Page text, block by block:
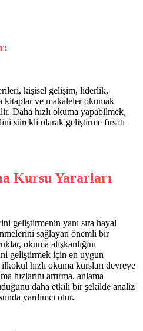
kişisel gelişim, liderlik,
kitaplar ve makaleler okumak
Daha hızlı okuma yapabilmek,
sürekli olarak geliştirme fırsatı
Kursu Yararları
geliştirmenin yanı sıra hayal
sağlayan önemli bir
okuma alışkanlığını
geliştirmek için en uygun
hızlı okuma kursları devreye
hızlarını artırma, anlama
daha etkili bir şekilde analiz
yardımcı olur.